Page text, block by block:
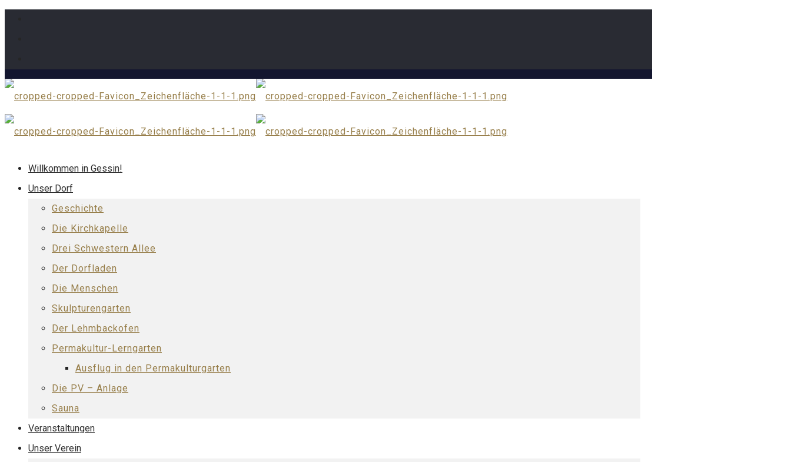
Willkommen in Gessin!
Unser Dorf
Geschichte
Die Kirchkapelle
Drei Schwestern Allee
Der Dorfladen
Die Menschen
Skulpturengarten
Der Lehmbackofen
Permakultur-Lerngarten
Ausflug in den Permakulturgarten
Die PV – Anlage
Sauna
Veranstaltungen
Unser Verein